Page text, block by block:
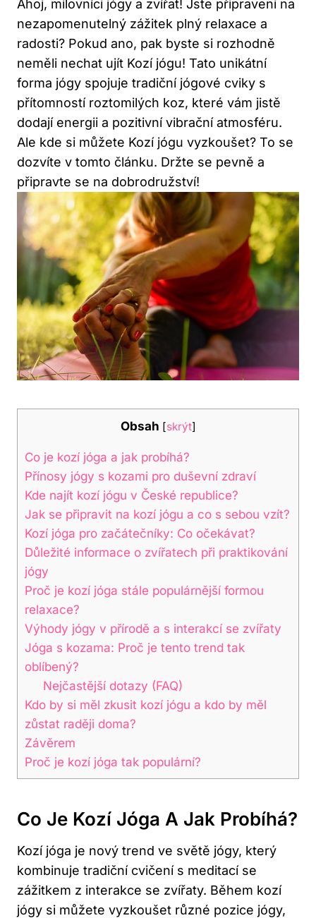
Ahoj, milovníci ​jógy⁣ a zvířat! ‍Jste připraveni na​
nezapomenutelný zážitek plný relaxace⁣ a
radosti? Pokud ano, pak byste si rozhodně
neměli‍ nechat ujít Kozí ‍jógu! Tato unikátní
forma ‍jógy spojuje tradiční jógové cviky s
přítomností roztomilých koz,⁤ které vám jistě
dodají energii a pozitivní vibrační⁢ atmosféru.
Ale kde​ si můžete Kozí jógu vyzkoušet? To se
dozvíte v tomto článku.‍ Držte se⁤ pevně a
připravte⁣ se na dobrodružství!
Obsah [skrýt]
Co ​je​ kozí jóga a jak probíhá?
Přínosy jógy s ⁤kozami pro duševní zdraví
Kde najít kozí jógu⁢ v České‌ republice?
Jak ⁣se připravit na kozí jógu a co s sebou vzít?
Kozí ​jóga pro začátečníky: Co očekávat?
Důležité ⁤informace o zvířatech při praktikování
jógy
Proč je kozí ⁤jóga‍ stále populárnější formou
relaxace?
Výhody jógy v přírodě a s interakcí se zvířaty
Jóga s kozama: Proč je tento trend tak
oblíbený?
Nejčastější dotazy (FAQ)
Kdo by si měl zkusit ⁢kozí jógu a kdo by měl⁤
zůstat raději doma?
Závěrem
Proč je kozí jóga tak populární?
Co ​je​ Kozí Jóga A Jak Probíhá?
Kozí⁤ jóga je nový trend ve světě jógy, který
kombinuje tradiční cvičení s meditací se
zážitkem z interakce se​ zvířaty. Během kozí
jógy si můžete ⁤vyzkoušet různé ⁣pozice jógy,​